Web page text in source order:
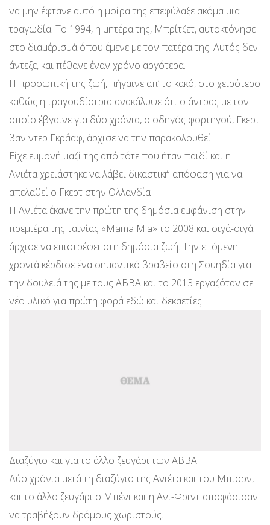
να μην έφτανε αυτό η μοίρα της επεφύλαξε ακόμα μια
τραγωδία. Το 1994, η μητέρα της, Μπρίτζετ, αυτοκτόνησε
στο διαμέρισμά όπου έμενε με τον πατέρα της. Αυτός δεν
άντεξε, και πέθανε έναν χρόνο αργότερα.
Η προσωπική της ζωή, πήγαινε απ’ το κακό, στο χειρότερο
καθώς η τραγουδίστρια ανακάλυψε ότι ο άντρας με τον
οποίο έβγαινε για δύο χρόνια, ο οδηγός φορτηγού, Γκερτ
βαν ντερ Γκράαφ, άρχισε να την παρακολουθεί.
Είχε εμμονή μαζί της από τότε που ήταν παιδί και η
Ανιέτα χρειάστηκε να λάβει δικαστική απόφαση για να
απελαθεί ο Γκερτ στην Ολλανδία
Η Ανιέτα έκανε την πρώτη της δημόσια εμφάνιση στην
πρεμιέρα της ταινίας «Mama Mia» το 2008 και σιγά-σιγά
άρχισε να επιστρέφει στη δημόσια ζωή. Την επόμενη
χρονιά κέρδισε ένα σημαντικό βραβείο στη Σουηδία για
την δουλειά της με τους ABBA και το 2013 εργαζόταν σε
νέο υλικό για πρώτη φορά εδώ και δεκαετίες.
Διαζύγιο και για το άλλο ζευγάρι των ABBA
Δύο χρόνια μετά τη διαζύγιο της Ανιέτα και του Μπιορν,
και το άλλο ζευγάρι ο Μπένι και η Ανι-Φριντ αποφάσισαν
να τραβήξουν δρόμους χωριστούς.